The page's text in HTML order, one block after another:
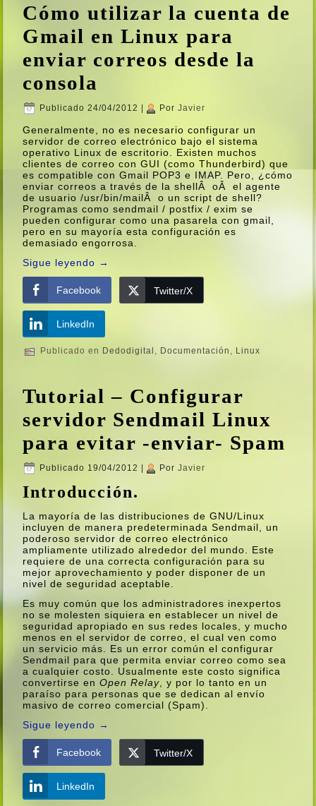
Cómo utilizar la cuenta de
Gmail en Linux para
enviar correos desde la
consola
Publicado 24/04/2012 | Por Javier
Generalmente, no es necesario configurar un
servidor de correo electrónico bajo el sistema
operativo Linux de escritorio. Existen muchos
clientes de correo con GUI (como Thunderbird) que
es compatible con Gmail POP3 e IMAP. Pero, ¿cómo
enviar correos a través de la shellÂ oÂ el agente
de usuario /usr/bin/mailÂ o un script de shell?
Programas como sendmail / postfix / exim se
pueden configurar como una pasarela con gmail,
pero en su mayorí­a esta configuración es
demasiado engorrosa.
Sigue leyendo →
Facebook Twitter/X
LinkedIn
Publicado en Dedodigital Documentación Linux
Tutorial – Configurar
servidor Sendmail Linux
para evitar -enviar- Spam
Publicado 19/04/2012 | Por Javier
Introducción.
La mayorí­a de las distribuciones de GNU/Linux
incluyen de manera predeterminada Sendmail, un
poderoso servidor de correo electrónico
ampliamente utilizado alrededor del mundo. Este
requiere de una correcta configuración para su
mejor aprovechamiento y poder disponer de un
nivel de seguridad aceptable.
Es muy común que los administradores inexpertos
no se molesten siquiera en establecer un nivel de
seguridad apropiado en sus redes locales, y mucho
menos en el servidor de correo, el cual ven como
un servicio más. Es un error común el configurar
Sendmail para que permita enviar correo como sea
a cualquier costo. Usualmente este costo significa
convertirse enOpen Relay , y por lo tanto en un
paraí­so para personas que se dedican al enví­o
masivo de correo comercial (Spam).
Sigue leyendo →
Facebook Twitter/X
LinkedIn